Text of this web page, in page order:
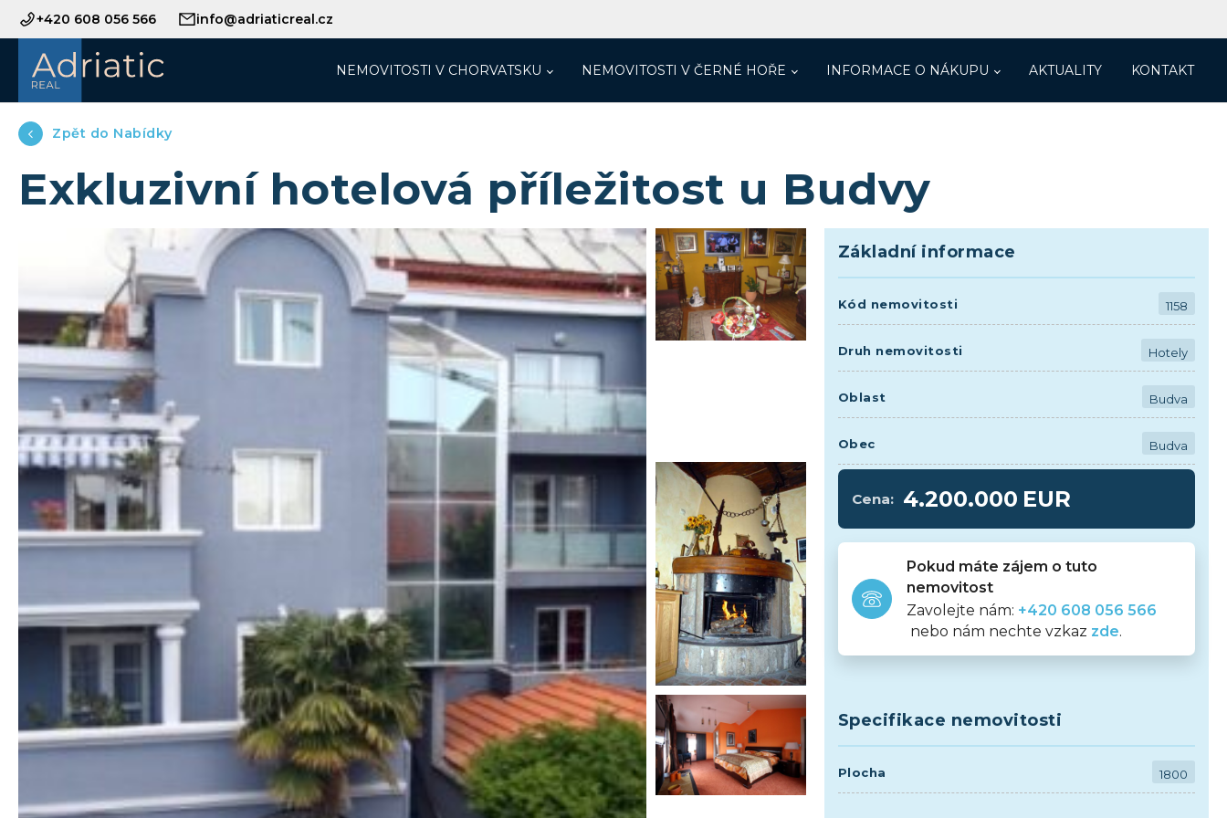
+420 608 056 566 info@adriaticreal.cz
NEMOVITOSTI V CHORVATSKU NEMOVITOSTI V ČERNÉ HOŘE INFORMACE O NÁKUPU AKTUALITY KONTAKT
Zpět do Nabídky
Exkluzivní hotelová příležitost u Budvy
Základní informace
Kód nemovitosti 1158
Druh nemovitosti Hotely
Oblast Budva
Obec Budva
Cena: 4.200.000 EUR
Pokud máte zájem o tuto
nemovitost
Zavolejte nám: +420 608 056 566
nebo nám nechte vzkaz zde.
Specifikace nemovitosti
Plocha 1800